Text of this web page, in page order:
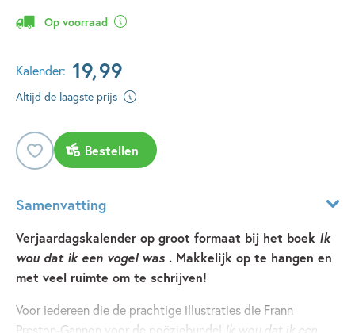
Op voorraad
Kalender: 19,99
Altijd de laagste prijs
Bestellen
Samenvatting
Verjaardagskalender op groot formaat bij het boek Ik
wou dat ik een vogel was . Makkelijk op te hangen en
met veel ruimte om te schrijven!
Voor iedereen die de prachtige illustraties die Frann
Preston-Gannon voor de poëziebundel Ik wou dat ik een